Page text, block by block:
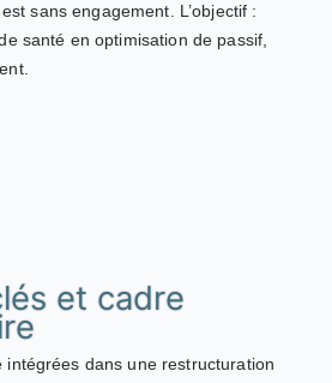
sans engagement. L’objectif :
santé en optimisation de passif,
et cadre
intégrées dans une restructuration